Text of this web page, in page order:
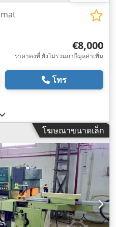
€8,000
ราคาคงที่ ยังไม่รวมภาษีมูลค่าเพิ่ม
โทร
โฆษณาขนาดเล็ก